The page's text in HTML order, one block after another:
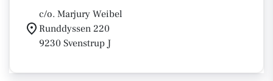
c/o. Marjury Weibel
Runddyssen 220
9230 Svenstrup J